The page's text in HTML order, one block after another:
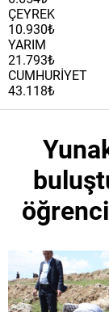
ÇEYREK
10.930₺
YARIM
21.793₺
CUMHURİYET
43.118₺